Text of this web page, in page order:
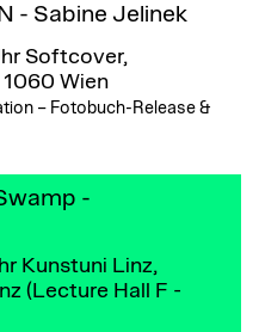
- Sabine Jelinek
Softcover,
Wien
– Fotobuch-Release &
-
Kunstuni Linz,
(Lecture Hall F -